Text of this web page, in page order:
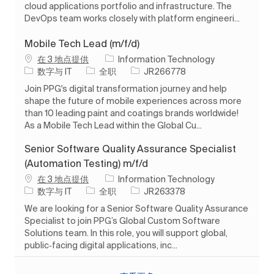
cloud applications portfolio and infrastructure. The
DevOps team works closely with platform engineeri...
Mobile Tech Lead (m/f/d)
在 3 地点提供
Information Technology
类别数字与 IT 工作类型
全职 作业 ID
JR266778
Join PPG's digital transformation journey and help
shape the future of mobile experiences across more
than 10 leading paint and coatings brands worldwide!
As a Mobile Tech Lead within the Global Cu...
Senior Software Quality Assurance Specialist
(Automation Testing) m/f/d
在 3 地点提供
Information Technology
类别数字与 IT 工作类型
全职 作业 ID
JR263378
We are looking for a Senior Software Quality Assurance
Specialist to join PPG’s Global Custom Software
Solutions team. In this role, you will support global,
public‑facing digital applications, inc...